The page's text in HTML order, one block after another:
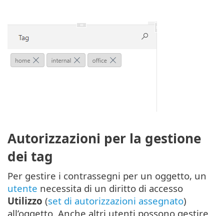
Autorizzazioni per la gestione
dei tag
Per gestire i contrassegni per un oggetto, un
utente necessita di un diritto di accesso
Utilizzo (set di autorizzazioni assegnato)
all’oggetto. Anche altri utenti possono gestire